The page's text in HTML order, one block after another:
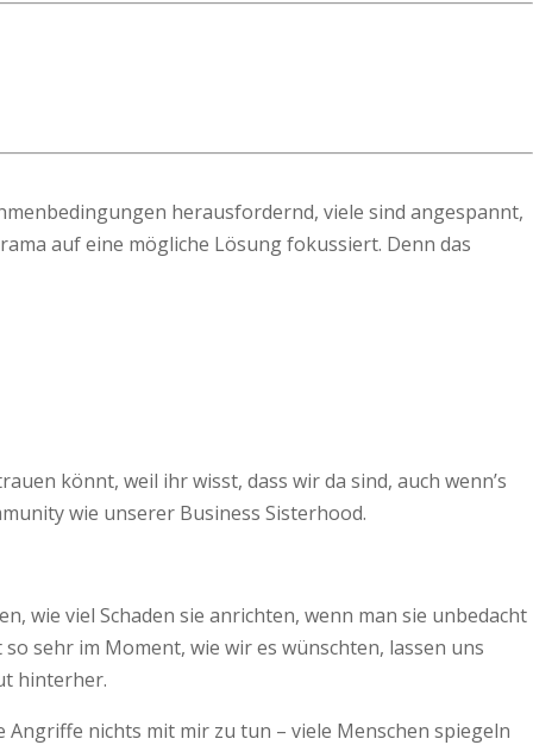
herausfordernd, viele sind angespannt,
auf eine mögliche Lösung fokussiert. Denn das
könnt, weil ihr wisst, dass wir da sind, auch wenn’s
wie unserer Business Sisterhood.
wie viel Schaden sie anrichten, wenn man sie unbedacht
sehr im Moment, wie wir es wünschten, lassen uns
hinterher.
nichts mit mir zu tun – viele Menschen spiegeln